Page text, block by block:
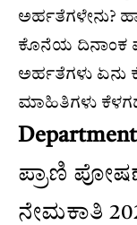
ಅರ್ಹತೆಗಳೇನು?
ಕೊನೆಯ ದಿನಾಂಕ
ಅರ್ಹತೆಗಳು ಏನು
ಮಾಹಿತಿಗಳು
ಪ್ರಾಣಿ ಪೋಷಣೆ
ನೇಮಕಾತಿ